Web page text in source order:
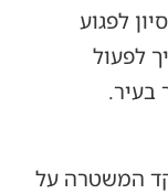
לפגוע
לפעול
בעיר.
המשטרה על